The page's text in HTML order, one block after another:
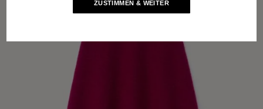
ZUSTIMMEN & WEITER